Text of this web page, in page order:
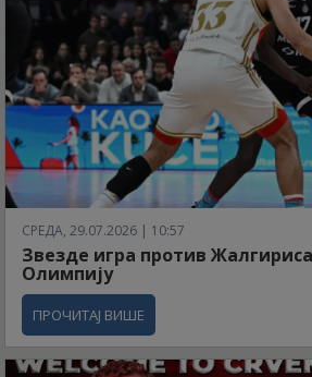
СРЕДА, 29.07.2026 | 10:57
Звезде игра против
Олимпију
ПРОЧИТАЈ ВИШЕ